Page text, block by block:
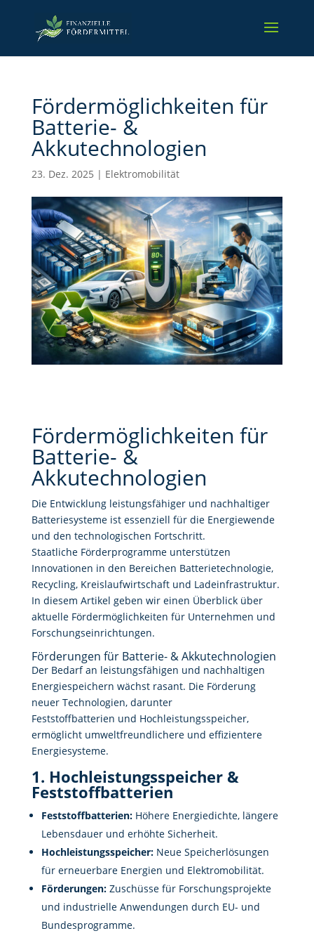
Fördermöglichkeiten für
Batterie- &
Akkutechnologien
23. Dez. 2025 | Elektromobilität
Fördermöglichkeiten für
Batterie- &
Akkutechnologien
Die Entwicklung leistungsfähiger und nachhaltiger
Batteriesysteme ist essenziell für die Energiewende
und den technologischen Fortschritt.
Staatliche Förderprogramme unterstützen
Innovationen in den Bereichen Batterietechnologie,
Recycling, Kreislaufwirtschaft und Ladeinfrastruktur.
In diesem Artikel geben wir einen Überblick über
aktuelle Fördermöglichkeiten für Unternehmen und
Forschungseinrichtungen.
Förderungen für Batterie- & Akkutechnologien
Der Bedarf an leistungsfähigen und nachhaltigen
Energiespeichern wächst rasant. Die Förderung
neuer Technologien, darunter
Feststoffbatterien und Hochleistungsspeicher,
ermöglicht umweltfreundlichere und effizientere
Energiesysteme.
1. Hochleistungsspeicher &
Feststoffbatterien
Feststoffbatterien:Höhere Energiedichte, längere
Lebensdauer und erhöhte Sicherheit.
Hochleistungsspeicher:Neue Speicherlösungen
für erneuerbare Energien und Elektromobilität.
Förderungen:Zuschüsse für Forschungsprojekte
und industrielle Anwendungen durch EU- und
Bundesprogramme.